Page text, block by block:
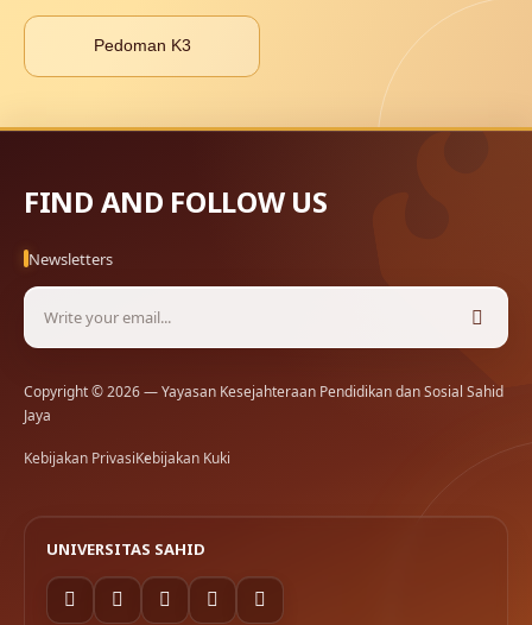
Pedoman K3
FIND AND FOLLOW US
Newsletters
Copyright © 2026 — Yayasan Kesejahteraan Pendidikan dan Sosial Sahid
Jaya
Kebijakan PrivasiKebijakan Kuki
UNIVERSITAS SAHID